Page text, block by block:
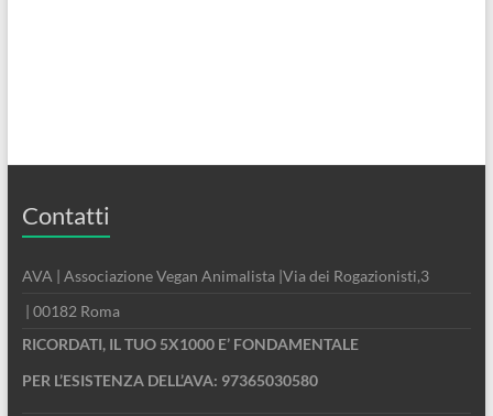
Contatti
AVA | Associazione Vegan Animalista |Via dei Rogazionisti,3
| 00182 Roma
RICORDATI, IL TUO 5X1000 E’ FONDAMENTALE
PER L’ESISTENZA DELL’AVA: 97365030580